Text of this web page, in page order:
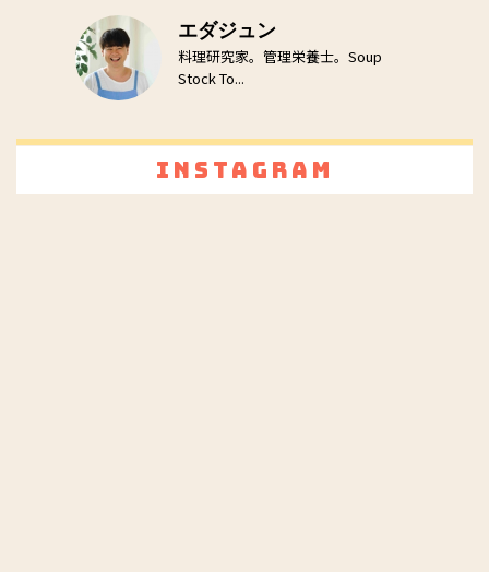
エダジュン
料理研究家。管理栄養士。Soup
Stock To...
Instagram